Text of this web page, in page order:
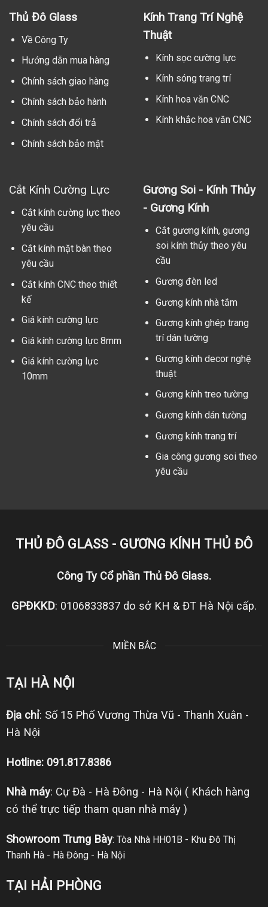
Thủ Đô Glass
Về Công Ty
Hướng dẫn mua hàng
Chính sách giao hàng
Chính sách bảo hành
Chính sách đổi trả
Chính sách bảo mật
Kính Trang Trí Nghệ
Thuật
Kính sọc cường lực
Kính sóng trang trí
Kính hoa văn CNC
Kính khắc hoa văn CNC
Cắt Kính Cường Lực
Cắt kính cường lực theo
yêu cầu
Cắt kính mặt bàn theo
yêu cầu
Cắt kính CNC theo thiết
kế
Giá kính cường lực
Giá kính cường lực 8mm
Giá kính cường lực
10mm
Gương Soi - Kính Thủy
- Gương Kính
Cắt gương kính, gương
soi kính thủy theo yêu
cầu
Gương đèn led
Gương kính nhà tắm
Gương kính ghép trang
trí dán tường
Gương kính decor nghệ
thuật
Gương kính treo tường
Gương kính dán tường
Gương kính trang trí
Gia công gương soi theo
yêu cầu
THỦ ĐÔ GLASS - GƯƠNG KÍNH THỦ ĐÔ
Công Ty Cổ phần Thủ Đô Glass.
GPĐKKD: 0106833837 do sở KH & ĐT Hà Nội cấp.
MIỀN BẮC
TẠI HÀ NỘI
Địa chỉ: Số 15 Phố Vương Thừa Vũ - Thanh Xuân -
Hà Nội
Hotline: 091.817.8386
Nhà máy: Cự Đà - Hà Đông - Hà Nội ( Khách hàng
có thể trực tiếp tham quan nhà máy )
Showroom Trưng Bày: Tòa Nhà HH01B - Khu Đô Thị
Thanh Hà - Hà Đông - Hà Nội
TẠI HẢI PHÒNG